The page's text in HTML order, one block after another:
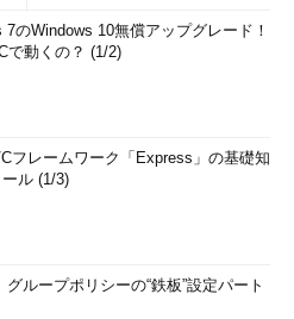
7のWindows 10無償アップグレード！
で動くの？ (1/2)
フレームワーク「Express」の基礎知
ル (1/3)
グループポリシーの“鉄板”設定パート